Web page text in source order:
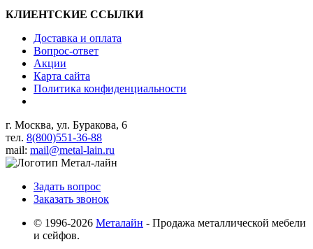
КЛИЕНТСКИЕ ССЫЛКИ
Доставка и оплата
Вопрос-ответ
Акции
Карта сайта
Политика конфиденциальности
г. Москва, ул. Буракова, 6
тел. 8(800)551-36-88
mail: mail@metal-lain.ru
Задать вопрос
Заказать звонок
© 1996-2026 Металайн - Продажа металлической мебели
и сейфов.